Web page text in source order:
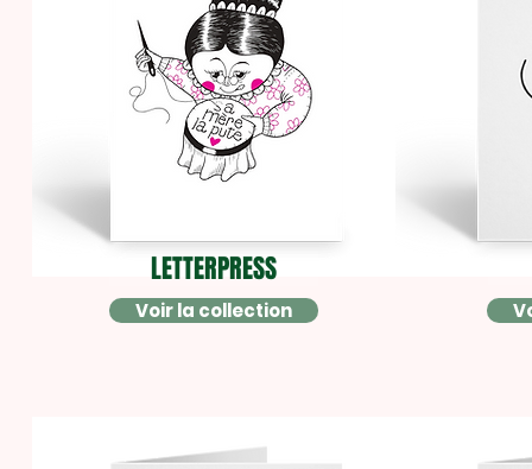
LETTERPRESS
Voir la collection